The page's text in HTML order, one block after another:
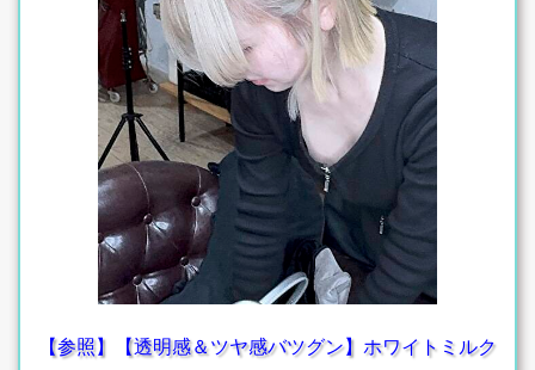
【参照】【透明感＆ツヤ感バツグン】ホワイトミルク